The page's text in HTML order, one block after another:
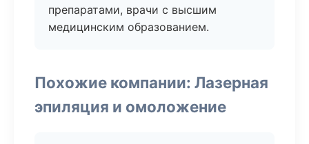
препаратами, врачи с высшим
медицинским образованием.
Похожие компании: Лазерная
эпиляция и омоложение